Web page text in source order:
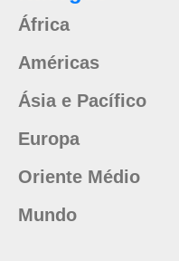
África
Américas
Ásia e Pacífico
Europa
Oriente Médio
Mundo